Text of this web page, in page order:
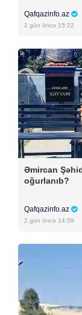
Qafqazinfo.az
2 gün öncə 15:22
Əmircan
oğurlanıb?
Qafqazinfo.az
2 gün öncə 14:59